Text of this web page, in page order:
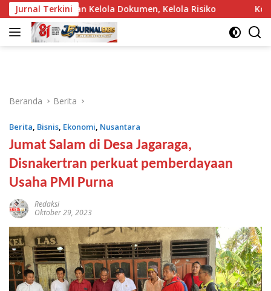
Langsung
ke
konten
Jurnal Terkini
Kelola Dokumen, Kelola Risiko Koper “Oleh-
Beranda Berita
Berita, Bisnis, Ekonomi, Nusantara
Jumat Salam di Desa Jagaraga,
Disnakertran perkuat pemberdayaan
Usaha PMI Purna
Redaksi
Oktober 29, 2023